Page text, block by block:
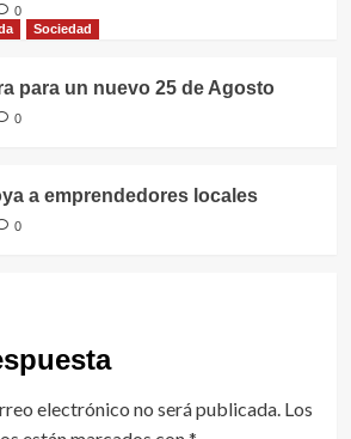
0
Sociedad
para un nuevo 25 de Agosto
0
a emprendedores locales
0
electrónico no será publicada. Los